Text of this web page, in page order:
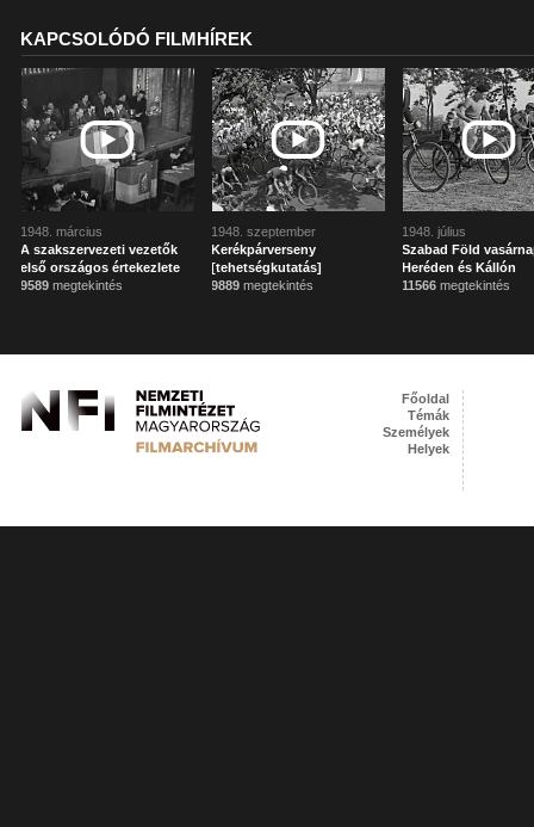
KAPCSOLÓDÓ FILMHÍREK
1948. március
A szakszervezeti vezetők
első országos értekezlete
9589 megtekintés
1948. szeptember
Kerékpárverseny
[tehetségkutatás]
9889 megtekintés
1948. július
Szabad Föld
Heréden és Kállón
11566 megtekintés
Főoldal
Témák
Személyek
Helyek